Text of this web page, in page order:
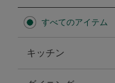
無重力シリーズ
すべてのアイテム
キッチン